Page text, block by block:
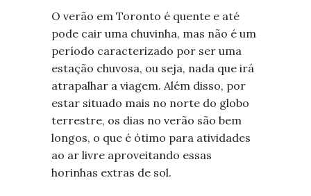
O verão em Toronto é quente e até
pode cair uma chuvinha, mas não é um
período caracterizado por ser uma
estação chuvosa, ou seja, nada que irá
atrapalhar a viagem. Além disso, por
estar situado mais no norte do globo
terrestre, os dias no verão são bem
longos, o que é ótimo para atividades
ao ar livre aproveitando essas
horinhas extras de sol.